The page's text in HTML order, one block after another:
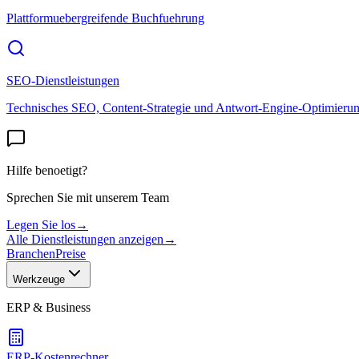
Plattformuebergreifende Buchfuehrung
SEO-Dienstleistungen
Technisches SEO, Content-Strategie und Antwort-Engine-
Hilfe benoetigt?
Sprechen Sie mit unserem Team
Legen Sie los→
Alle Dienstleistungen anzeigen →
BranchenPreise
Werkzeuge
ERP & Business